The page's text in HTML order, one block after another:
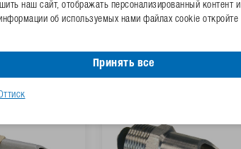
наш сайт, отображать персонализированный контент и
об используемых нами файлах cookie откройте
Принять все